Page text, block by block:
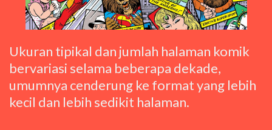
Ukuran tipikal dan jumlah halaman komik
bervariasi selama beberapa dekade,
umumnya cenderung ke format yang lebih
kecil dan lebih sedikit halaman.